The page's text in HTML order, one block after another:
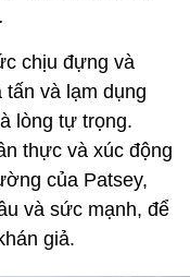
chịu đựng và
tấn và lạm dụng
lòng tự trọng.
thực và xúc động
của Patsey,
và sức mạnh, để
giả.